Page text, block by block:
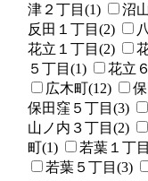
津２丁目(1)
沼
反田１丁目(2)
花立１丁目(2)
５丁目(1)
花立
広木町(12)
保田窪５丁目(3)
山ノ内３丁目(2)
町(1)
若葉１丁
若葉５丁目(3)